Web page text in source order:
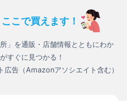
こで買えます！
」を通販・店舗情報とともにわか
すぐに見つかる！
告（Amazonアソシエイト含む）